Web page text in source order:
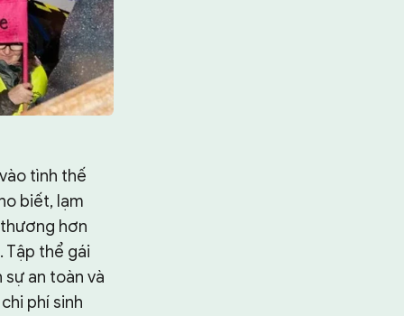
tình thế
biết, lạm
hơn
Tập thể gái
sự an toàn và
phí sinh